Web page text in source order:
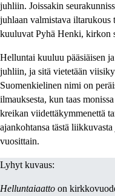
juhliin. Joissakin
juhlaan valmistava
kuuluvat Pyhä Henki, kirkon
Helluntai kuuluu pääsiäisen
juhliin, ja sitä vietetään
Suomenkielinen nimi on
ilmauksesta, kun taas
kreikan viidettäkymmenettä
ajankohtansa tästä
vuosittain.
Lyhyt kuvaus:
Helluntaiaatto on